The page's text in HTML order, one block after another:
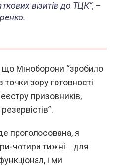
візитів до ТЦК”, –
Міноборони “зробило
зору готовності
призовників,
проголосована, я
чотири тижні… для
і ми